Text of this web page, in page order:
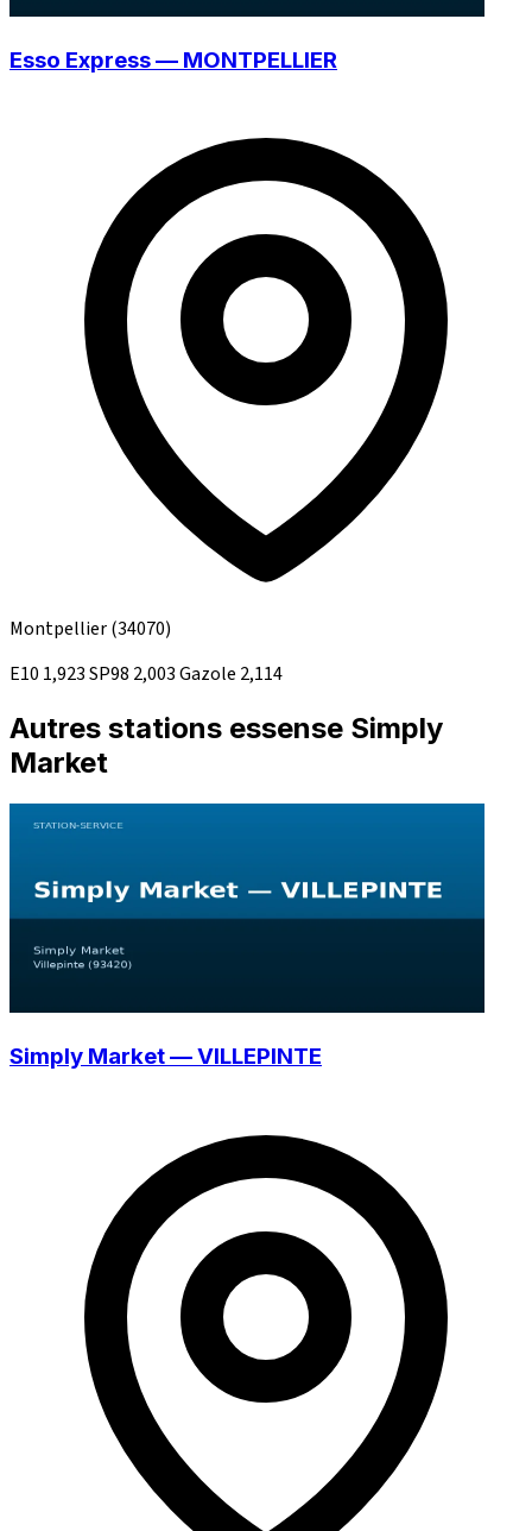
Esso Express — MONTPELLIER
Montpellier(34070)
E10 1,923SP98 2,003Gazole 2,114
Autres stations essense Simply
Market
Simply Market — VILLEPINTE